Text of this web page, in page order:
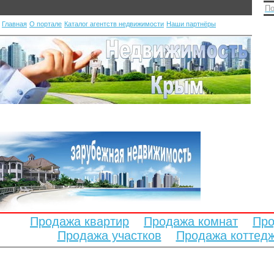
Главная О портале Каталог агентств недвижимости Наши партнёры
Продажа квартир Продажа комнат
Продажа участков
Продажа